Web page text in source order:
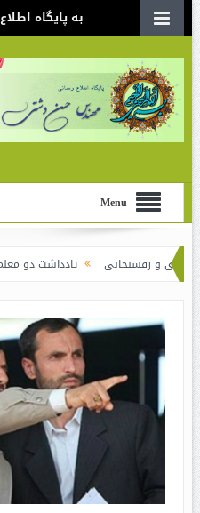
به پایگاه
Menu
یادداشت دو معلم از اوین